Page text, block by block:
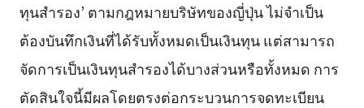
ทุนสำรอง’ ตามกฎหมายบริษัทของญี่ปุ่น ไม่จำเป็น
ต้องบันทึกเงินที่ได้รับทั้งหมดเป็นเงินทุน แต่สามารถ
จัดการเป็นเงินทุนสำรองได้บางส่วนหรือทั้งหมด การ
ตัดสินใจนี้มีผลโดยตรงต่อกระบวนการจดทะเบียน